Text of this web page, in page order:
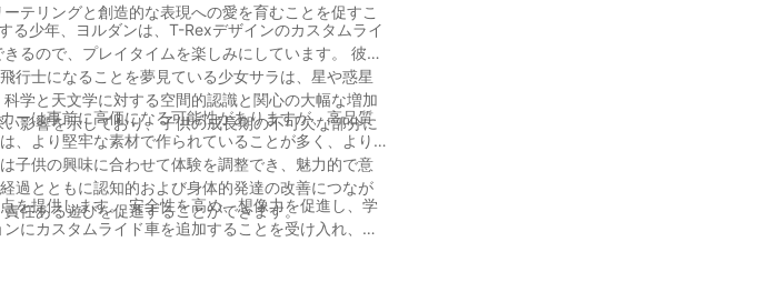
テリングと創造的な表現への愛を育むことを促すこ
る少年、ヨルダンは、T-Rexデザインのカスタムライ
るので、プレイタイムを楽しみにしています。 彼の
学と天文学に対する空間的認識と関心の大幅な増加
影響を示しており、子供の成長期の不可欠な部分に
任ある遊びを促進することができます。
を提供します。 安全性を高め、想像力を促進し、学
にカスタムライド車を追加することを受け入れ、彼